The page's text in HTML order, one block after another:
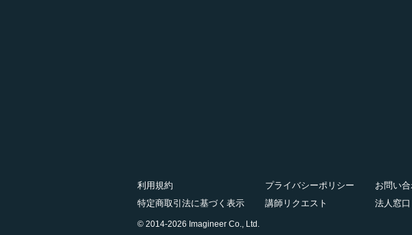
利用規約 プライバシーポリシー お問い
特定商取引法に基づく表示
講師リクエスト 法人窓口
© 2014-2026 Imagineer Co., Ltd.